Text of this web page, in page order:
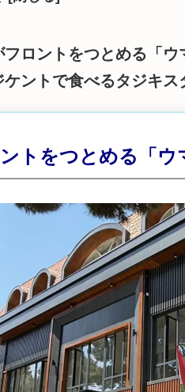
フロントをつとめる「ウ
ケントで食べるタジキス
トをつとめる「